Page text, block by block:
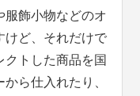
服飾小物などのオ
けど、それだけで
トした商品を国
ら仕入れたり、